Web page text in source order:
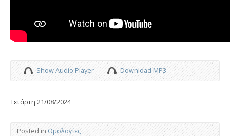
Show Audio Player Download MP3
Τετάρτη 21/08/2024
Posted in Ομολογίες